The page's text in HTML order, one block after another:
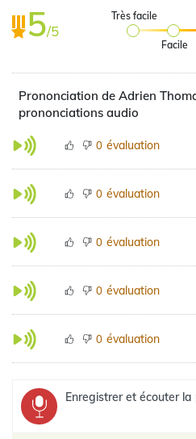
5/5
Très facile
Facile
Prononciation de Adrien
prononciations audio
0 évaluation
0 évaluation
0 évaluation
0 évaluation
0 évaluation
Enregistrer et écouter